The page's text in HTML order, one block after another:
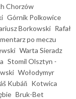
Chorzów
Górnik Polkowice
Borkowski Rafał
po meczu
Warta Sieradz
Stomil Olsztyn -
Wołodymyr
Kubáň Kotwica
Bruk-Bet